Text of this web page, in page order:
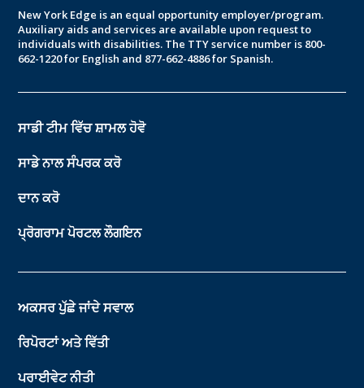
New York Edge is an equal opportunity employer/program.
Auxiliary aids and services are available upon request to
individuals with disabilities. The TTY service number is 800-
662-1220 for English and 877-662-4886 for Spanish.
ਸਾਡੀ ਟੀਮ ਵਿੱਚ ਸ਼ਾਮਲ ਹੋਵੋ
ਸਾਡੇ ਨਾਲ ਸੰਪਰਕ ਕਰੋ
ਦਾਨ ਕਰੋ
ਪ੍ਰੋਗਰਾਮ ਪੋਰਟਲ ਲੌਗਇਨ
ਅਕਸਰ ਪੁੱਛੇ ਜਾਂਦੇ ਸਵਾਲ
ਰਿਪੋਰਟਾਂ ਅਤੇ ਵਿੱਤੀ
ਪਰਾਈਵੇਟ ਨੀਤੀ